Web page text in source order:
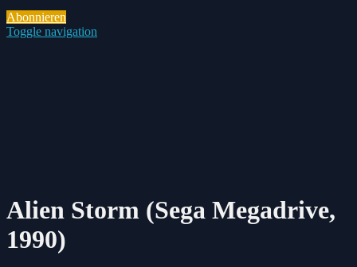
Abonnieren
Toggle navigation
Alien Storm (Sega Megadrive,
1990)